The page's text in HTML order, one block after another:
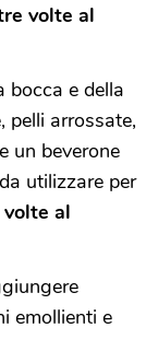
volte al
bocca e della
pelli arrossate,
un beverone
utilizzare per
al
emollienti e